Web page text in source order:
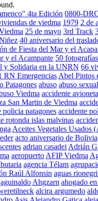
4ta Edición 0800-
de viedma 1979 2 de
25 de mayo 3rd Track
40 aniversario del
de Fiesta del Mar y el
y el Acampante 50
y Solidaria en la UNRN 66
RN Emergencias Abel Pintos
Patagones abuso abuso
Viedma accidente
San Martin de Viedma
policia patagones accidente
rotonda islas malvinas
Aceites Vegetales Usados
acto aniversario de Bolivia
adrian casadei Adrián
aeropuerto AFIP Viedma
agencia Télam
Raúl Alfonsin aguas
aguinaldo Ahgzarn ahogado
alcira argumedo